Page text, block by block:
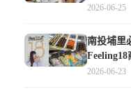
2026-06-25
南投埔里
樣逛
2026-06-23